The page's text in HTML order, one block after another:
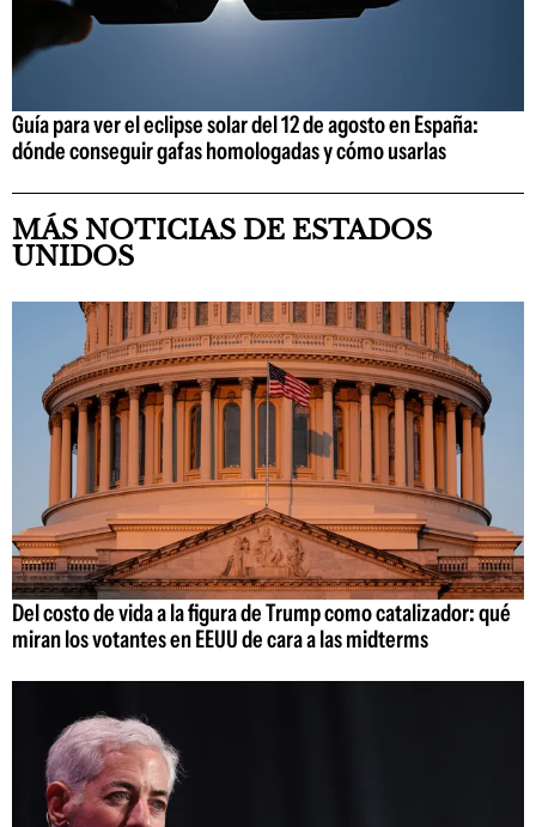
Guía para ver el eclipse solar del 12 de agosto en España:
dónde conseguir gafas homologadas y cómo usarlas
MÁS NOTICIAS DE ESTADOS
UNIDOS
Del costo de vida a la figura de Trump como catalizador: qué
miran los votantes en EEUU de cara a las midterms